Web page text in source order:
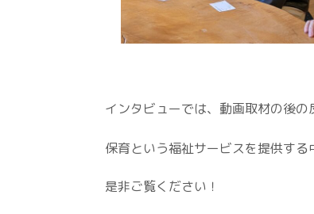
インタビューでは、動画取材の後
保育という福祉サービスを提供す
是非ご覧ください！